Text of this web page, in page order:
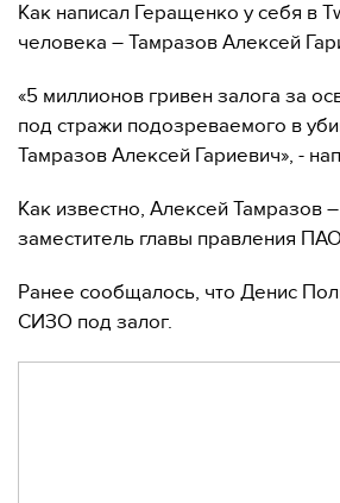
Как написал Геращенко у себя в
человека – Тамразов Алексей
«5 миллионов гривен залога за
под стражи подозреваемого в
Тамразов Алексей Гариевич», -
Как известно, Алексей Тамразов
заместитель главы правления
Ранее сообщалось, что Денис
СИЗО под залог.